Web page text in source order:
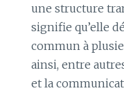
une structure
signifie qu’elle
commun à
ainsi, entre
et la